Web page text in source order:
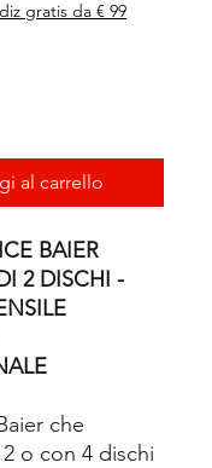
gratis da € 99
al carrello
BAIER
2 DISCHI -
che
o con 4 dischi